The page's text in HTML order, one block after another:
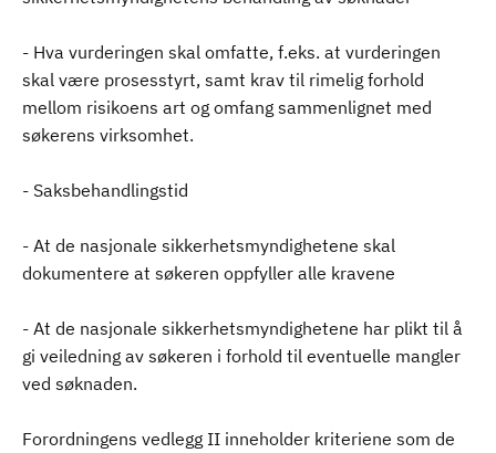
- Hva vurderingen skal omfatte, f.eks. at vurderingen
skal være prosesstyrt, samt krav til rimelig forhold
mellom risikoens art og omfang sammenlignet med
søkerens virksomhet.
- Saksbehandlingstid
- At de nasjonale sikkerhetsmyndighetene skal
dokumentere at søkeren oppfyller alle kravene
- At de nasjonale sikkerhetsmyndighetene har plikt til å
gi veiledning av søkeren i forhold til eventuelle mangler
ved søknaden.
Forordningens vedlegg II inneholder kriteriene som de